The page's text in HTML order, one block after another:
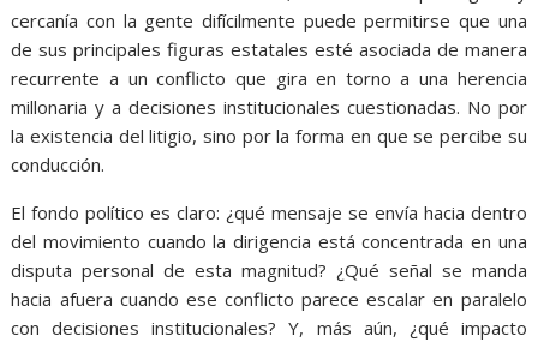
cercanía con la gente difícilmente puede permitirse que una
de sus principales figuras estatales esté asociada de manera
recurrente a un conflicto que gira en torno a una herencia
millonaria y a decisiones institucionales cuestionadas. No por
la existencia del litigio, sino por la forma en que se percibe su
conducción.
El fondo político es claro: ¿qué mensaje se envía hacia dentro
del movimiento cuando la dirigencia está concentrada en una
disputa personal de esta magnitud? ¿Qué señal se manda
hacia afuera cuando ese conflicto parece escalar en paralelo
con decisiones institucionales? Y, más aún, ¿qué impacto